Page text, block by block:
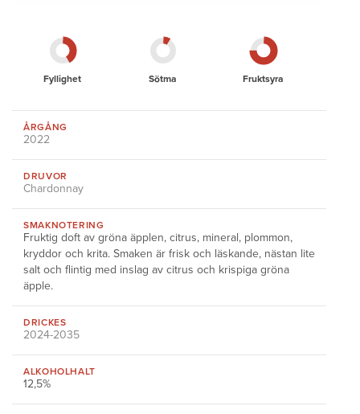
Fyllighet Sötma Fruktsyra
ÅRGÅNG
2022
DRUVOR
Chardonnay
SMAKNOTERING
Fruktig doft av gröna äpplen, citrus, mineral, plommon,
kryddor och krita. Smaken är frisk och läskande, nästan lite
salt och flintig med inslag av citrus och krispiga gröna
äpple.
DRICKES
2024-2035
ALKOHOLHALT
12,5%